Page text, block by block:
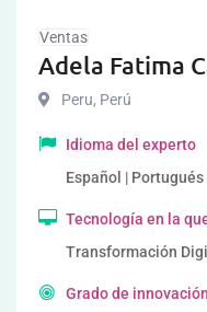
Ventas
Adela Fatima
Peru, Perú
Idioma del experto
Español | Portugués
Tecnología en la
Transformación
Grado de